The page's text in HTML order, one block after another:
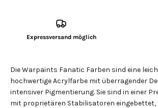
Expressversand möglich
Die Warpaints Fanatic Farben sind eine
hochwertige Acrylfarbe mit überragender
intensiver Pigmentierung. Sie sind in einer
mit proprietären Stabilisatoren eingebettet,